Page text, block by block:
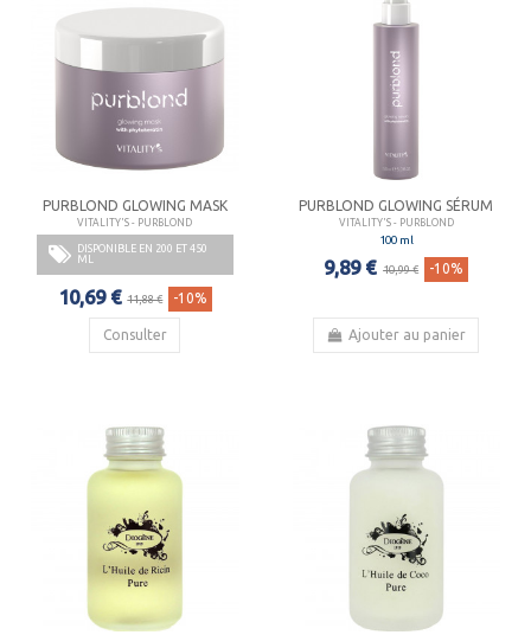
PURBLOND GLOWING MASK
VITALITY'S - PURBLOND
DISPONIBLE EN 200 ET 450
ML
10,69 € 11,88 € -10%
Consulter
PURBLOND GLOWING SÉRUM
VITALITY'S - PURBLOND
100 ml
9,89 € 10,99 € -10%
Ajouter au panier